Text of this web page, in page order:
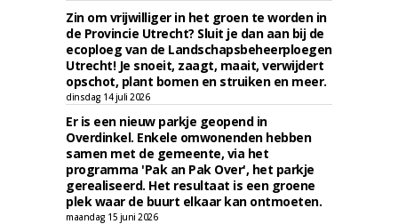
Zin om vrijwilliger in het groen te worden in
de Provincie Utrecht? Sluit je dan aan bij de
ecoploeg van de Landschapsbeheerploegen
Utrecht! Je snoeit, zaagt, maait, verwijdert
opschot, plant bomen en struiken en meer.
dinsdag 14 juli 2026
Er is een nieuw parkje geopend in
Overdinkel. Enkele omwonenden hebben
samen met de gemeente, via het
programma 'Pak an Pak Over', het parkje
gerealiseerd. Het resultaat is een groene
plek waar de buurt elkaar kan ontmoeten.
maandag 15 juni 2026